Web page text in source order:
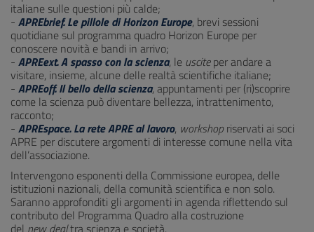
italiane sulle questioni più calde;
- APREbrief. Le pillole di Horizon Europe, brevi sessioni
quotidiane sul programma quadro Horizon Europe per
conoscere novità e bandi in arrivo;
- APREext. A spasso con la scienza, le usciteper andare a
visitare, insieme, alcune delle realtà scientifiche italiane;
- APREoff. Il bello della scienza, appuntamenti per (ri)scoprire
come la scienza può diventare bellezza, intrattenimento,
racconto;
- APREspace. La rete APRE al lavoro, workshop riservati ai soci
APRE per discutere argomenti di interesse comune nella vita
dell’associazione.
Intervengono esponenti della Commissione europea, delle
istituzioni nazionali, della comunità scientifica e non solo.
Saranno approfonditi gli argomenti in agenda riflettendo sul
contributo del Programma Quadro alla costruzione
del new dealtra scienza e società.